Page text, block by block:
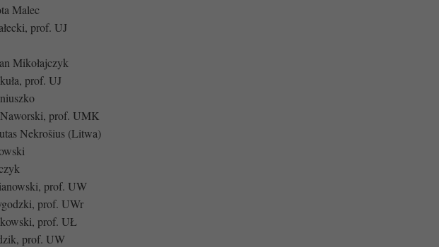
Malec
prof. UJ
Mikołajczyk
prof. UJ
prof. UMK
Nekrošius (Litwa)
prof. UW
prof. UWr
prof. UŁ
prof. UW